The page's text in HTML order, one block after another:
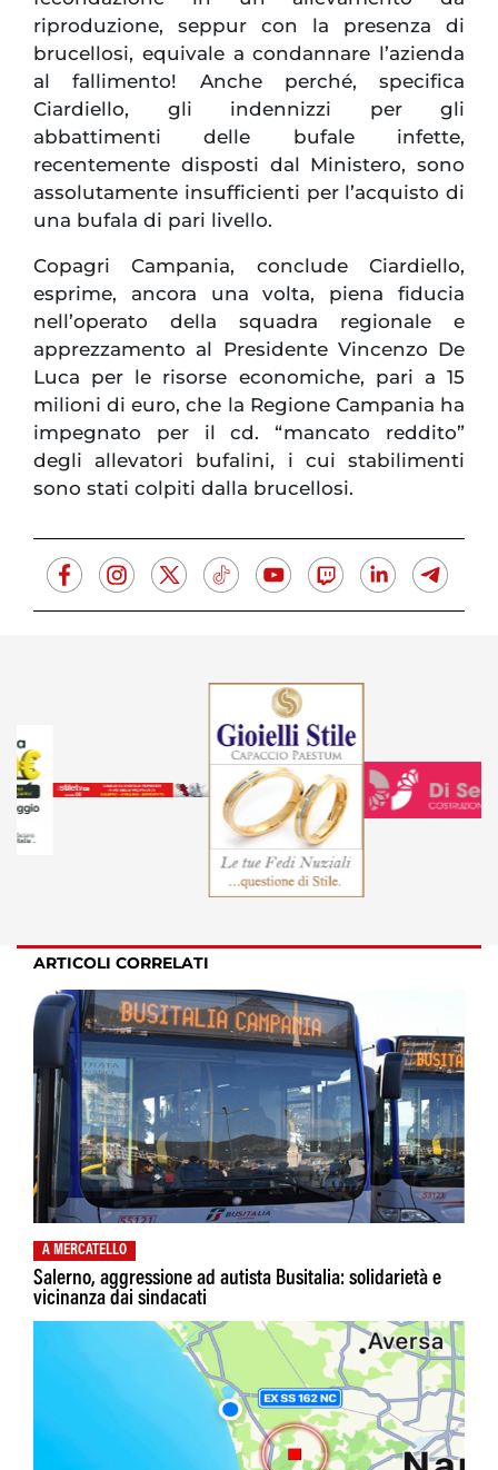
riproduzione, seppur con la presenza di
brucellosi, equivale a condannare l’azienda
al fallimento! Anche perché, specifica
Ciardiello, gli indennizzi per gli
abbattimenti delle bufale infette,
recentemente disposti dal Ministero, sono
assolutamente insufficienti per l’acquisto di
una bufala di pari livello.
Copagri Campania, conclude Ciardiello,
esprime, ancora una volta, piena fiducia
nell’operato della squadra regionale e
apprezzamento al Presidente Vincenzo De
Luca per le risorse economiche, pari a 15
milioni di euro, che la Regione Campania ha
impegnato per il cd. “mancato reddito”
degli allevatori bufalini, i cui stabilimenti
sono stati colpiti dalla brucellosi.
ARTICOLI CORRELATI
A MERCATELLO
Salerno, aggressione ad autista Busitalia: solidarietà e
vicinanza dai sindacati